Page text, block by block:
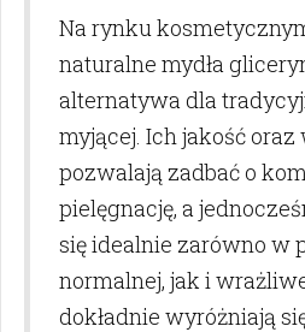
Na rynku
naturalne mydła
alternatywa dla
myjącej. Ich jakość oraz
pozwalają zadbać o
pielęgnację, a
się idealnie zarówno w
normalnej, jak i
dokładnie wyróżniają